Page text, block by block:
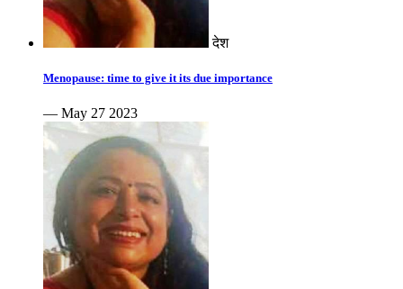
देश
Menopause: time to give it its due importance
— May 27 2023